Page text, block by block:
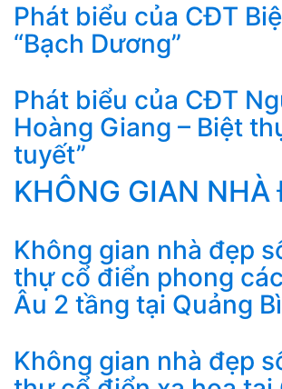
Phát biểu của CĐT
“Bạch Dương”
Phát biểu của CĐT
Hoàng Giang – Biệt
tuyết”
KHÔNG GIAN NHÀ
Không gian nhà đẹp
thự cổ điển phong
Âu 2 tầng tại Quảng
Không gian nhà đẹp